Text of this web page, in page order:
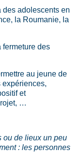
des adolescents en
la Roumanie, la
fermeture des
au jeune de
et
…
ou de lieux un peu
: les personnes